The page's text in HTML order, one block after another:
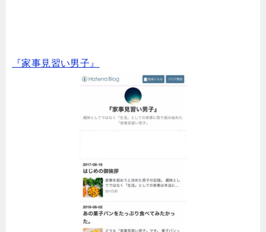
『家事見習い男子』